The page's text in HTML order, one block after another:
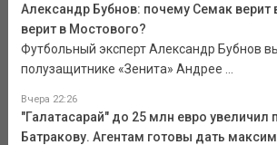
Александр Бубнов: почему Семак верит
верит в Мостового?
Футбольный эксперт Александр Бубнов
полузащитнике «Зенита» Андрее ...
Вчера 22:26
"Галатасарай" до 25 млн евро увеличил
Батракову. Агентам готовы дать